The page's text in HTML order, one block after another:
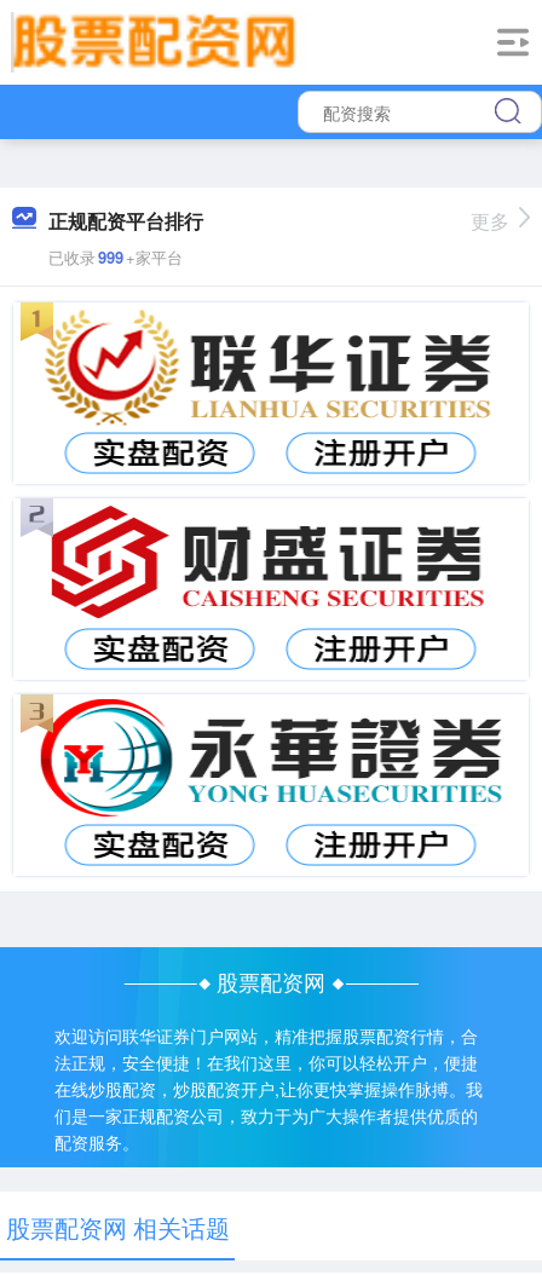
正规配资平台排行
已收录999+家平台
更多
股票配资网
欢迎访问联华证券门户网站，精准把握股票配资行情，合
法正规，安全便捷！在我们这里，你可以轻松开户，便捷
在线炒股配资，炒股配资开户,让你更快掌握操作脉搏。我
们是一家正规配资公司，致力于为广大操作者提供优质的
配资服务。
股票配资网 相关话题